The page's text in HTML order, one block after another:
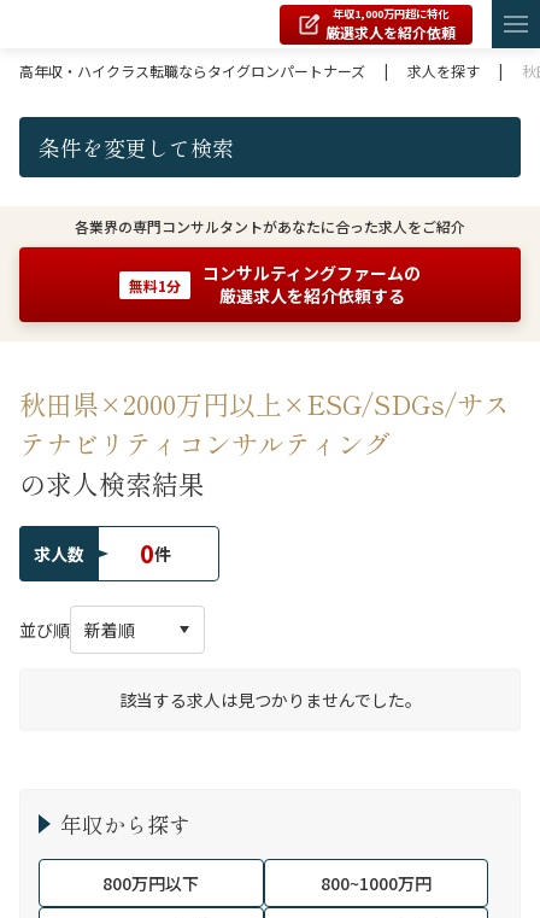
年収1,000万円超に特化
厳選求人を紹介依頼
高年収・ハイクラス転職ならタイグロンパートナーズ
| 求人を探す |
条件を変更して検索
各業界の専門コンサルタントがあなたに合った求人をご紹介
無料1分
コンサルティングファームの
厳選求人を紹介依頼する
秋田県×2000万円以上×ESG/SDGs/サス
テナビリティコンサルティング
の求人検索結果
求人数 0件
並び順
該当する求人は見つかりませんでした。
年収から探す
800万円以下
800~1000万円